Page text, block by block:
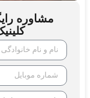
مشاوره